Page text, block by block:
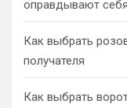
оправдывают себя
Как выбрать
получателя
Как выбрать